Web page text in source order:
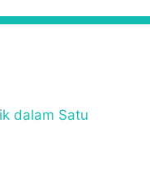
dalam Satu